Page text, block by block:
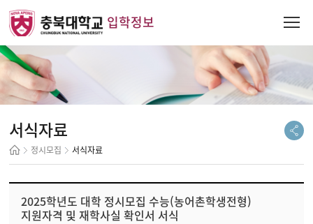
입학정보
서식자료
정시모집 서식자료
2025학년도 대학 정시모집 수능(농어촌학생전형)
지원자격 및 재학사실 확인서 서식